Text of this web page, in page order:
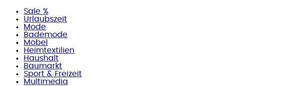
Sale %
Urlaubszeit
Mode
Bademode
Möbel
Heimtextilien
Haushalt
Baumarkt
Sport & Freizeit
Multimedia